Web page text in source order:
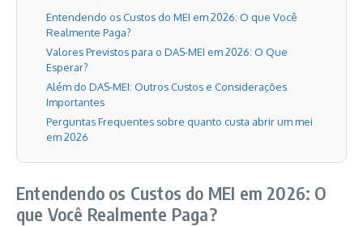
Entendendo os Custos do MEI em 2026: O que Você
Realmente Paga?
Valores Previstos para o DAS-MEI em 2026: O Que
Esperar?
Além do DAS-MEI: Outros Custos e Considerações
Importantes
Perguntas Frequentes sobre quanto custa abrir um mei
em 2026
Entendendo os Custos do MEI em 2026: O
que Você Realmente Paga?